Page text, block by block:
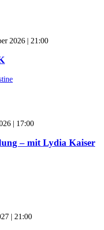
2026 | 21:00
| 17:00
– mit Lydia Kaiser
| 21:00